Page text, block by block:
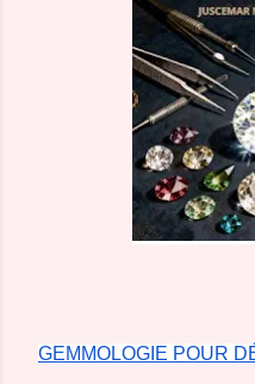
GEMMOLOGIE POUR